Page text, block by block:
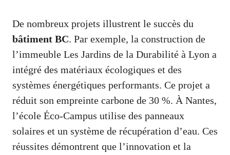
De nombreux projets illustrent le succès du
bâtiment BC. Par exemple, la construction de
l’immeuble Les Jardins de la Durabilité à Lyon a
intégré des matériaux écologiques et des
systèmes énergétiques performants. Ce projet a
réduit son empreinte carbone de 30 %. À Nantes,
l’école Éco-Campus utilise des panneaux
solaires et un système de récupération d’eau. Ces
réussites démontrent que l’innovation et la